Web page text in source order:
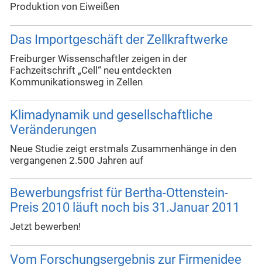
Produktion von Eiweißen
Das Importgeschäft der Zellkraftwerke
Freiburger Wissenschaftler zeigen in der
Fachzeitschrift „Cell“ neu entdeckten
Kommunikationsweg in Zellen
Klimadynamik und gesellschaftliche
Veränderungen
Neue Studie zeigt erstmals Zusammenhänge in den
vergangenen 2.500 Jahren auf
Bewerbungsfrist für Bertha-Ottenstein-
Preis 2010 läuft noch bis 31.Januar 2011
Jetzt bewerben!
Vom Forschungsergebnis zur Firmenidee